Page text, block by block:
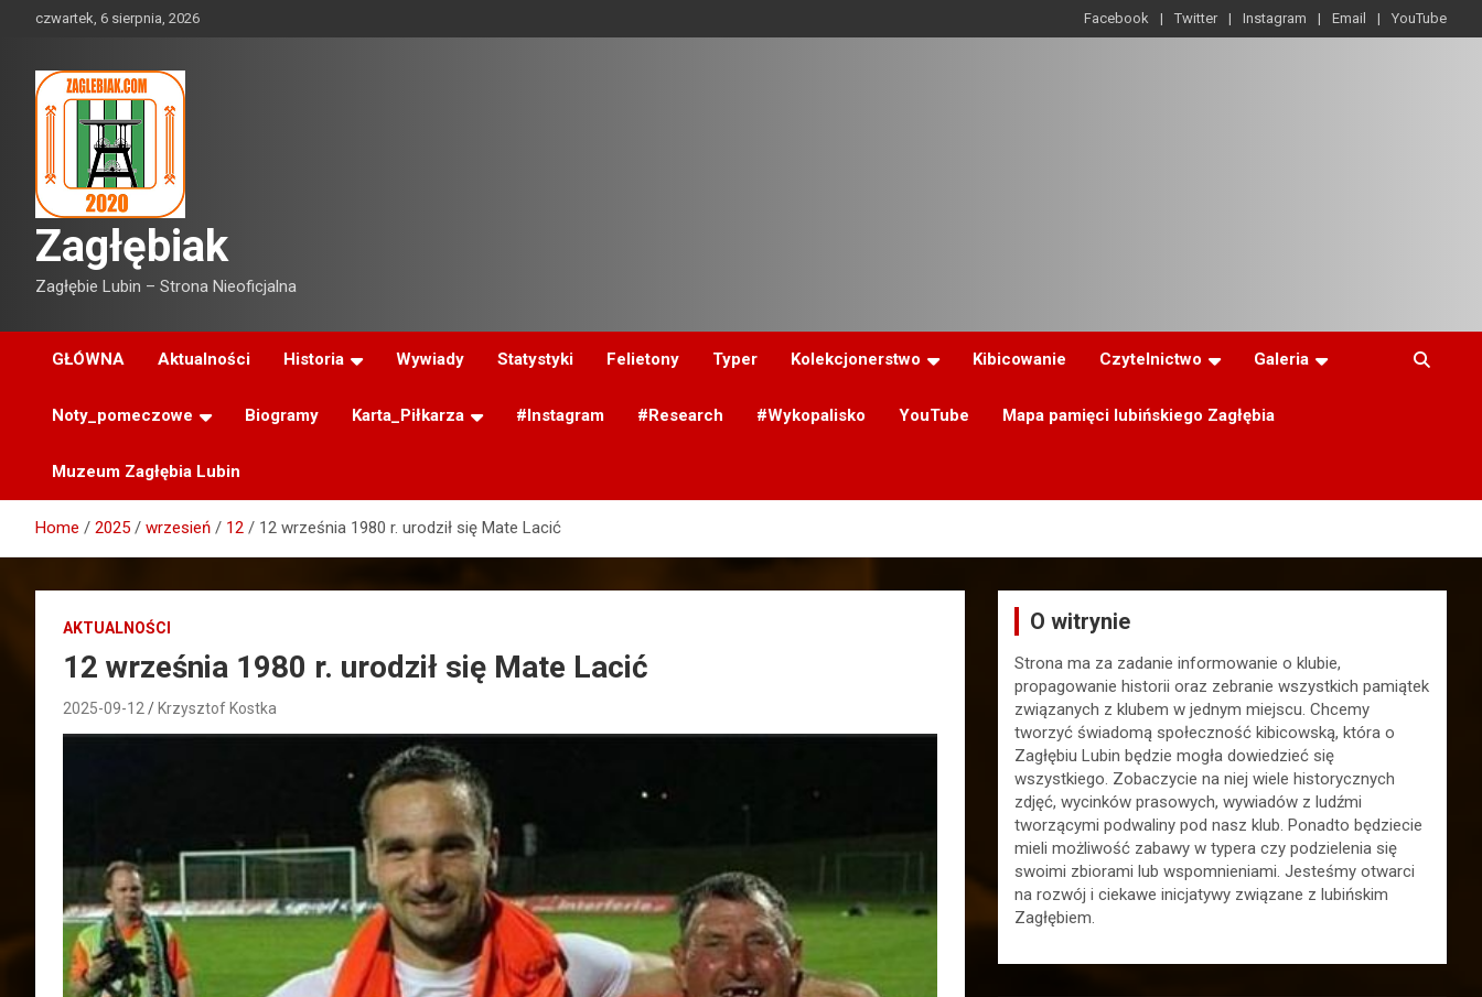
czwartek, 6 sierpnia, 2026 Facebook Twitter Instagram Email YouTube
Zagłębiak
Zagłębie Lubin – Strona Nieoficjalna
GŁÓWNA Aktualności Historia Wywiady Statystyki Felietony Typer Kolekcjonerstwo Kibicowanie Czytelnictwo Galeria
Noty_pomeczowe Biogramy Karta_Piłkarza #Instagram #Research #Wykopalisko YouTube Mapa pamięci lubińskiego Zagłębia
Muzeum Zagłębia Lubin
Home 2025 wrzesień 12 12 września 1980 r. urodził się Mate Lacić
AKTUALNOŚCI
12 września 1980 r. urodził się Mate Lacić
2025-09-12 Krzysztof Kostka
O witrynie
Strona ma za zadanie informowanie o klubie,
propagowanie historii oraz zebranie wszystkich pamiątek
związanych z klubem w jednym miejscu. Chcemy
tworzyć świadomą społeczność kibicowską, która o
Zagłębiu Lubin będzie mogła dowiedzieć się
wszystkiego. Zobaczycie na niej wiele historycznych
zdjęć, wycinków prasowych, wywiadów z ludźmi
tworzącymi podwaliny pod nasz klub. Ponadto będziecie
mieli możliwość zabawy w typera czy podzielenia się
swoimi zbiorami lub wspomnieniami. Jesteśmy otwarci
na rozwój i ciekawe inicjatywy związane z lubińskim
Zagłębiem.